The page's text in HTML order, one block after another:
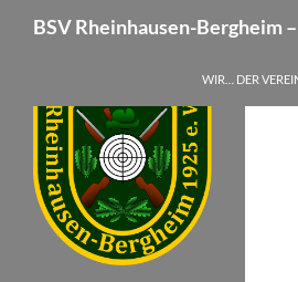
springen
BSV Rheinhausen-Bergheim
WIR… DER